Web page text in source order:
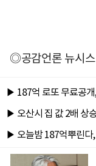
◎공감언론 뉴시스